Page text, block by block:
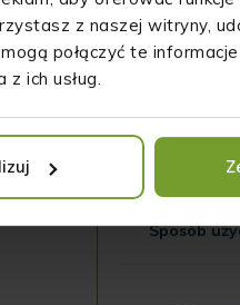
z naszej witryny,
połączyć te
ich usług.
stóp
Jak długo
Czy
Sposób